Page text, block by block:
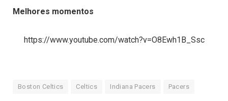
Melhores momentos
https://www.youtube.com/watch?v=O8Ewh1B_Ssc
Boston Celtics Celtics Indiana Pacers Pacers